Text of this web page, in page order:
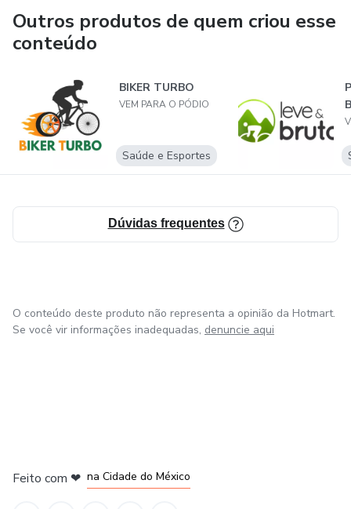
Outros produtos de quem criou esse
conteúdo
BIKER TURBO
VEM PARA O PÓDIO
Saúde e Esportes
Dúvidas frequentes
O conteúdo deste produto não representa a opinião da Hotmart.
Se você vir informações inadequadas, denuncie aqui
Feito com ❤ na Cidade do México